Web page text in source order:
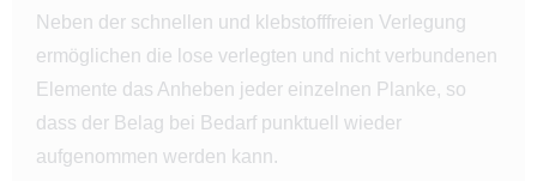
Neben der schnellen und klebstofffreien Verlegung
ermöglichen die lose verlegten und nicht verbundenen
Elemente das Anheben jeder einzelnen Planke, so
dass der Belag bei Bedarf punktuell wieder
aufgenommen werden kann.